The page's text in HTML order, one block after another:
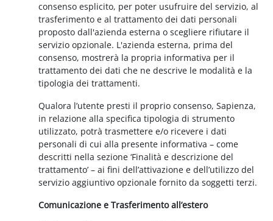
consenso esplicito, per poter usufruire del servizio, al
trasferimento e al trattamento dei dati personali
proposto dall'azienda esterna o scegliere rifiutare il
servizio opzionale. L'azienda esterna, prima del
consenso, mostrerà la propria informativa per il
trattamento dei dati che ne descrive le modalità e la
tipologia dei trattamenti.
Qualora l’utente presti il proprio consenso, Sapienza,
in relazione alla specifica tipologia di strumento
utilizzato, potrà trasmettere e/o ricevere i dati
personali di cui alla presente informativa – come
descritti nella sezione ‘Finalità e descrizione del
trattamento’ – ai fini dell’attivazione e dell’utilizzo del
servizio aggiuntivo opzionale fornito da soggetti terzi.
Comunicazione e Trasferimento all’estero